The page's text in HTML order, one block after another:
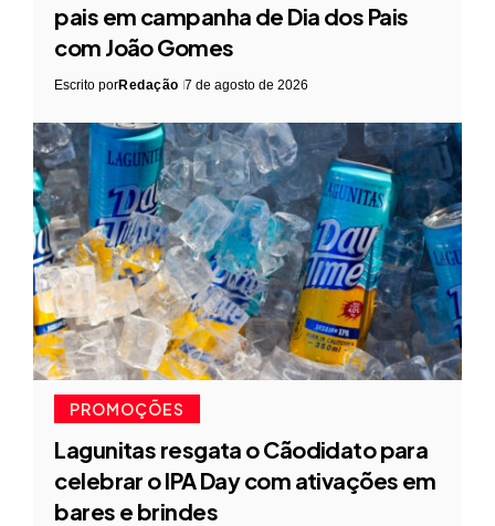
pais em campanha de Dia dos Pais
com João Gomes
Escrito porRedação 7 de agosto de 2026
PROMOÇÕES
Lagunitas resgata o Cãodidato para
celebrar o IPA Day com ativações em
bares e brindes